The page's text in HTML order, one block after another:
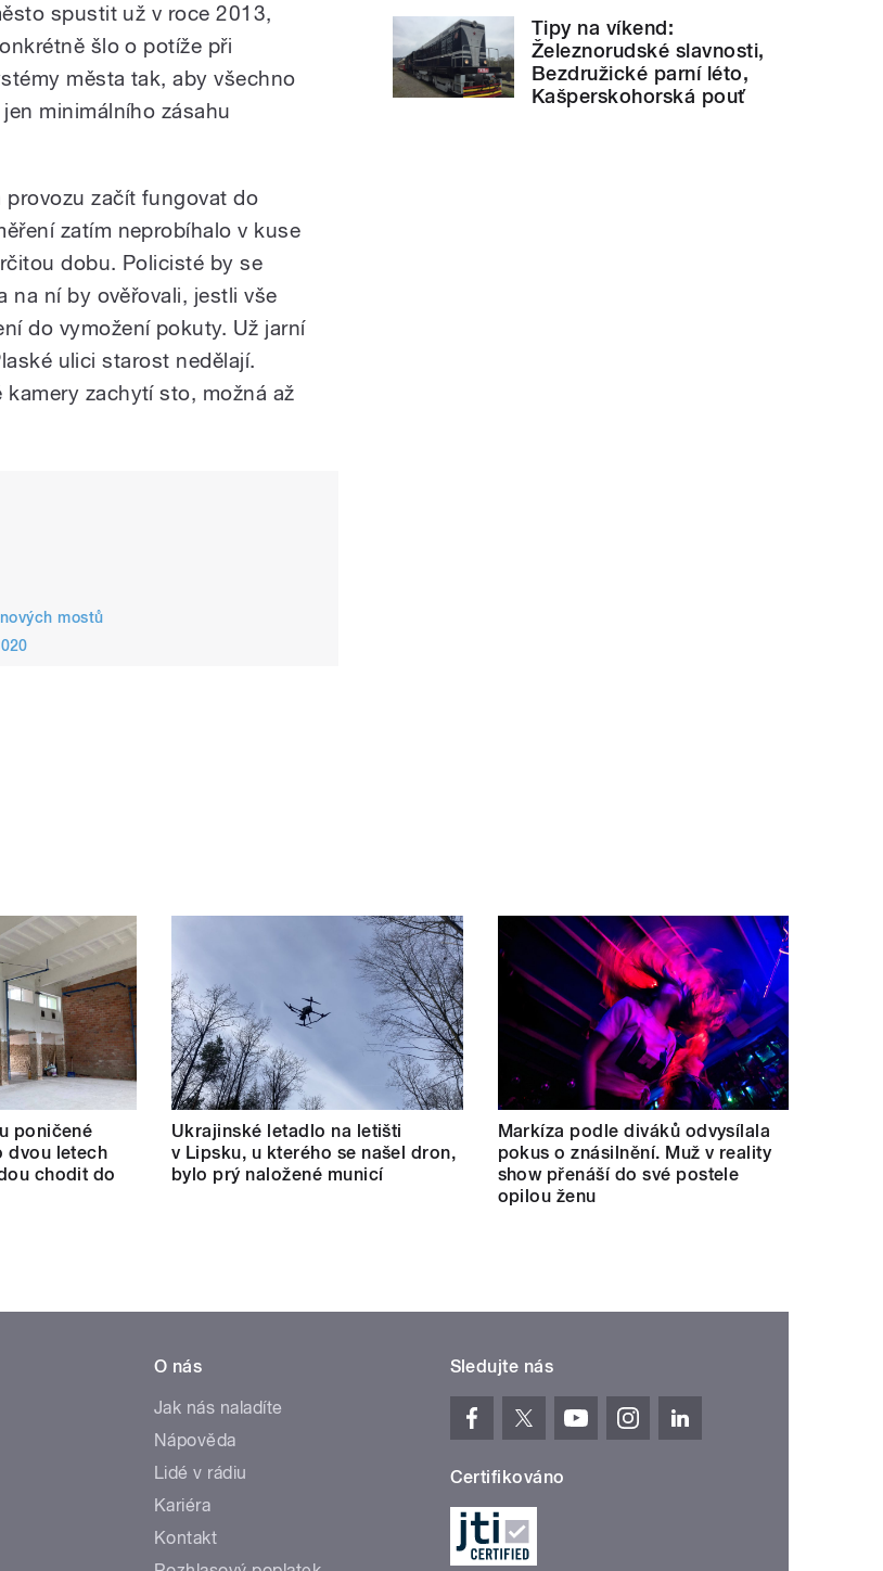
spustit už v roce 2013,
šlo o potíže při
města tak, aby všechno
minimálního zásahu
začít fungovat do
zatím neprobíhalo v kuse
dobu. Policisté by se
na ní by ověřovali, jestli vše
do vymožení pokuty. Už jarní
ulici starost nedělají.
zachytí sto, možná až
mostů
Tipy na víkend:
Železnorudské slavnosti,
Bezdružické parní léto,
Kašperskohorská pouť
poničené
dvou letech
chodit do
Ukrajinské letadlo na letišti
v Lipsku, u kterého se našel dron,
bylo prý naložené municí
Markíza podle diváků odvysílala
pokus o znásilnění. Muž v reality
show přenáší do své postele
opilou ženu
O nás
Jak nás naladíte
Nápověda
Lidé v rádiu
Kariéra
Kontakt
Sledujte nás
Certifikováno